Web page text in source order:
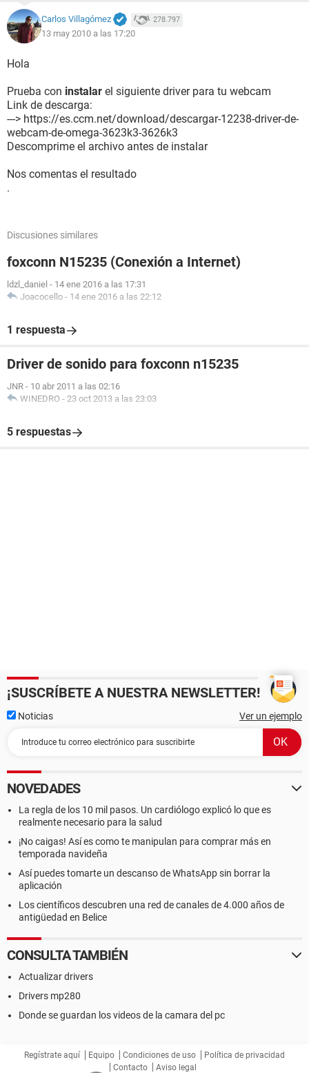
Carlos Villagómez 278.797
13 may 2010 a las 17:20
Hola
Prueba con instalar el siguiente driver para tu webcam
Link de descarga:
---> https://es.ccm.net/download/descargar-12238-driver-de-
webcam-de-omega-3623k3-3626k3
Descomprime el archivo antes de instalar
Nos comentas el resultado
.
Discusiones similares
foxconn N15235 (Conexión a Internet)
ldzl_daniel - 14 ene 2016 a las 17:31
Joacocello - 14 ene 2016 a las 22:12
1 respuesta
Driver de sonido para foxconn n15235
JNR - 10 abr 2011 a las 02:16
WINEDRO - 23 oct 2013 a las 23:03
5 respuestas
¡SUSCRÍBETE A NUESTRA NEWSLETTER!
Noticias Ver un ejemplo
NOVEDADES
La regla de los 10 mil pasos. Un cardiólogo explicó lo que es
realmente necesario para la salud
¡No caigas! Así es como te manipulan para comprar más en
temporada navideña
Así puedes tomarte un descanso de WhatsApp sin borrar la
aplicación
Los científicos descubren una red de canales de 4.000 años de
antigüedad en Belice
CONSULTA TAMBIÉN
Actualizar drivers
Drivers mp280
Donde se guardan los videos de la camara del pc
Regístrate aquí Equipo Condiciones de uso
Política de privacidad
Contacto
Aviso legal